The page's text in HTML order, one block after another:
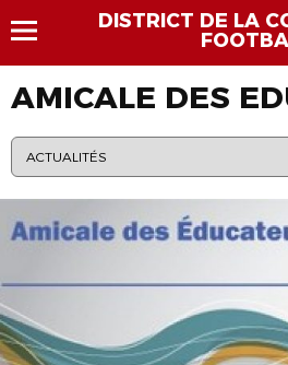
DISTRICT DE LA
AMICALE DES